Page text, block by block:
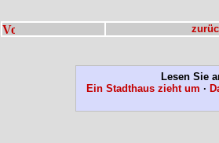
Lesen Sie
Ein Stadthaus zieht um ·